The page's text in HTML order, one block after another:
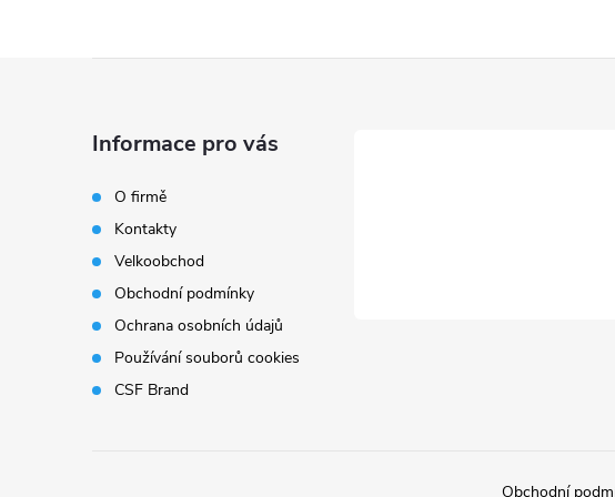
Informace pro vás
O firmě
Kontakty
Velkoobchod
Obchodní podmínky
Ochrana osobních údajů
Používání souborů cookies
CSF Brand
Obchodní